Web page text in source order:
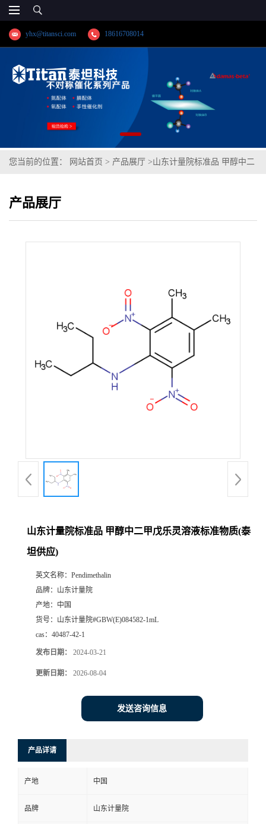
yhx@titansci.com 18616708014
您当前的位置： 网站首页 > 产品展厅 >山东计量院标准品 甲醇中二
产品展厅
山东计量院标准品 甲醇中二甲戊乐灵溶液标准物质(泰
坦供应)
英文名称： Pendimethalin
品牌： 山东计量院
产地： 中国
货号： 山东计量院#GBW(E)084582-1mL
cas： 40487-42-1
发布日期： 2024-03-21
更新日期： 2026-08-04
发送咨询信息
产品详请
产地 中国
品牌 山东计量院